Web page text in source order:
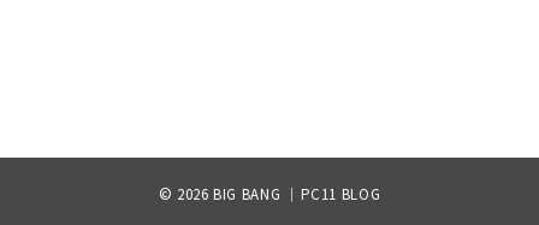
© 2026 BIG BANG ｜PC11 BLOG